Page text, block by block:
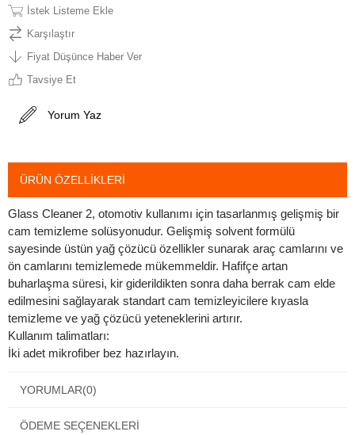
İstek Listeme Ekle
Karşılaştır
Fiyat Düşünce Haber Ver
Tavsiye Et
Yorum Yaz
ÜRÜN ÖZELLIKLERI
Glass Cleaner 2, otomotiv kullanımı için tasarlanmış gelişmiş bir
cam temizleme solüsyonudur. Gelişmiş solvent formülü
sayesinde üstün yağ çözücü özellikler sunarak araç camlarını ve
ön camlarını temizlemede mükemmeldir. Hafifçe artan
buharlaşma süresi, kir giderildikten sonra daha berrak cam elde
edilmesini sağlayarak standart cam temizleyicilere kıyasla
temizleme ve yağ çözücü yeteneklerini artırır.
Kullanım talimatları:
İki adet mikrofiber bez hazırlayın.
Cam yüzeyinin tamamını temizleyin.
Herhangi bir çizgi veya lekeyi ortadan kaldırmak için cam
YORUMLAR(0)
ÖDEME SEÇENEKLERI